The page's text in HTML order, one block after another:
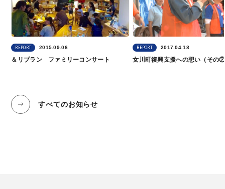
REPORT 2015.09.06
＆リブラン ファミリーコンサート
REPORT 2017.04.18
女川町復興支援への想い（その
すべてのお知らせ